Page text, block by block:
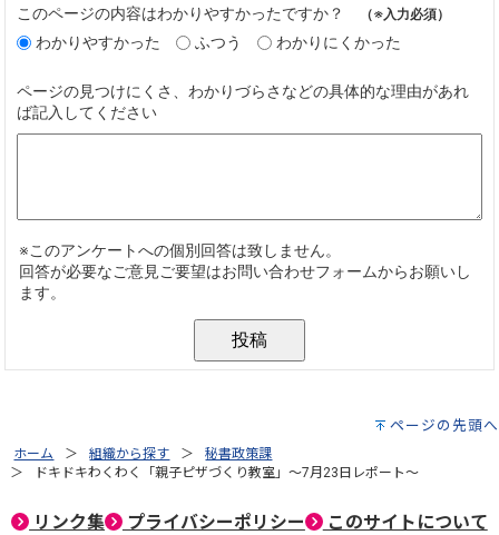
ページの先頭へ
ホーム 組織から探す
秘書政策課
ドキドキわくわく「親子ピザづくり教室」～7月23日レポート～
リンク集 プライバシーポリシー
このサイトについて